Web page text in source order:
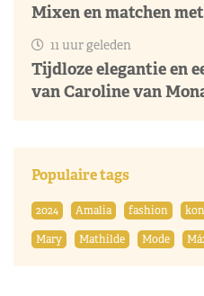
Mixen en matchen
11 uur geleden
Tijdloze elegantie en
van Caroline van
Populaire tags
2024 Amalia fashion
Mary
Mathilde Mode